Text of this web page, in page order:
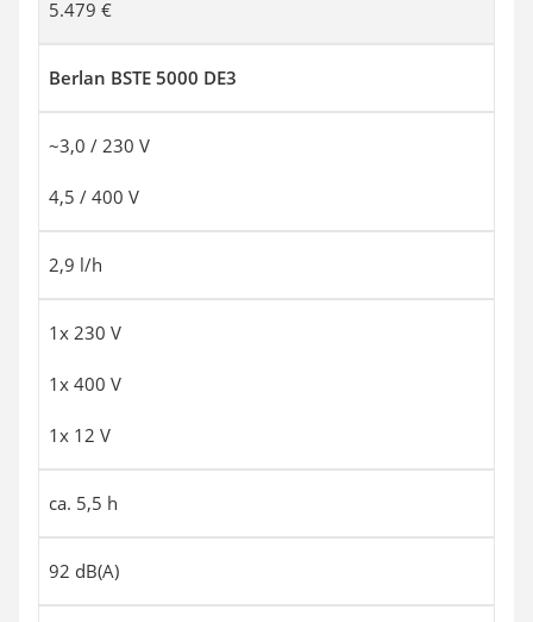
5.479 €
Berlan BSTE 5000 DE3
~3,0 / 230 V
4,5 / 400 V
2,9 l/h
1x 230 V
1x 400 V
1x 12 V
ca. 5,5 h
92 dB(A)